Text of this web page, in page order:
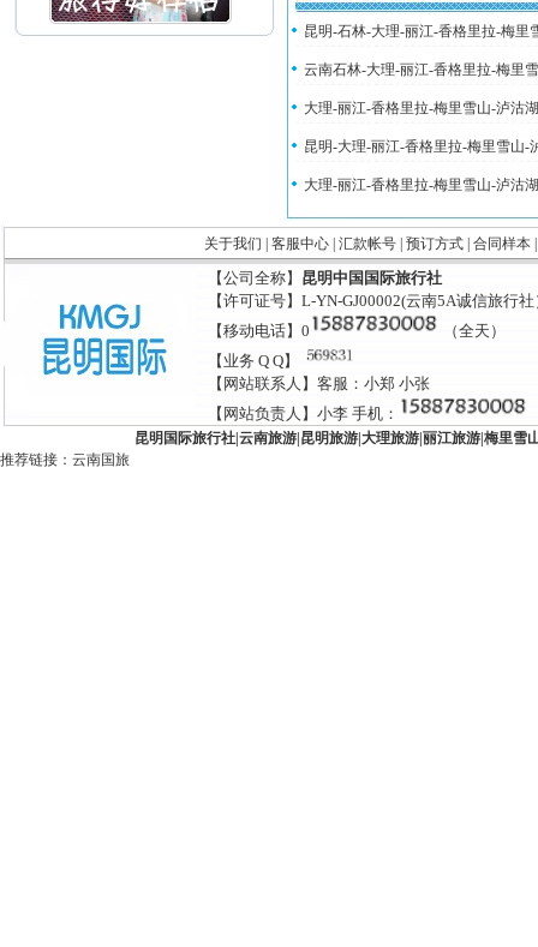
昆明-石林-大理-丽江-香格里拉-梅里
云南石林-大理-丽江-香格里拉-梅里
大理-丽江-香格里拉-梅里雪山-泸沽
昆明-大理-丽江-香格里拉-梅里雪山-
大理-丽江-香格里拉-梅里雪山-泸沽
关于我们 客服中心| 汇款帐号| 预订方式| 合同样本
【公司全称】 昆明中国国际旅行社
【许可证号】L-YN-GJ00002(云南5A诚信旅行社
【移动电话】0
（全天）
【业务 Q Q】
【网站联系人】客服：小郑 小张
【网站负责人】小李 手机：
昆明国际旅行社| 云南旅游| 昆明旅游| 大理旅游| 丽江旅游| 梅里雪
推荐链接： 云南国旅